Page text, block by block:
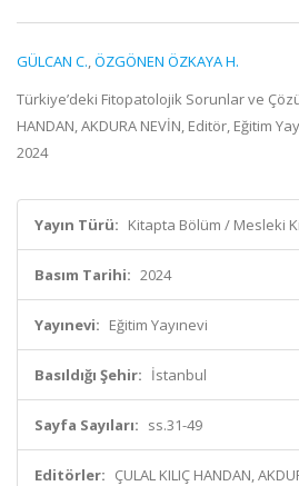
GÜLCAN C.,ÖZGÖNEN ÖZKAYA H.
Türkiye’deki Fitopatolojik Sorunlar ve
HANDAN, AKDURA NEVİN, Editör, Eğitim
2024
Yayın Türü: Kitapta Bölüm / Mesleki
Basım Tarihi: 2024
Yayınevi: Eğitim Yayınevi
Basıldığı Şehir: İstanbul
Sayfa Sayıları: ss.31-49
Editörler: ÇULAL KILIÇ HANDAN,